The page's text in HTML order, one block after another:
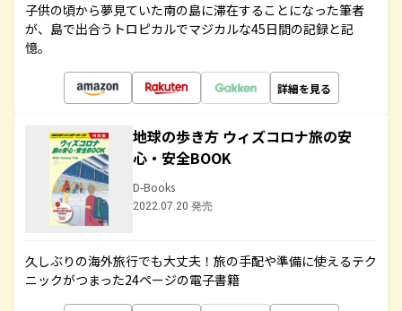
子供の頃から夢見ていた南の島に滞在することになった筆者
が、島で出合うトロピカルでマジカルな45日間の記録と記
憶。
詳細を見る
地球の歩き方 ウィズコロナ旅の安
心・安全BOOK
D-Books
2022.07.20 発売
久しぶりの海外旅行でも大丈夫！旅の手配や準備に使えるテク
ニックがつまった24ページの電子書籍